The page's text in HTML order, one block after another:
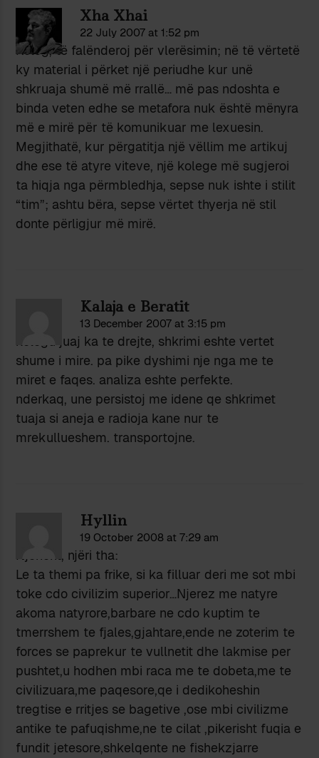
Xha Xhai
22 July 2007 at 1:52 pm
Koleg, të falënderoj për vlerësimin; në të vërtetë
ky material i përket një periudhe kur unë
shkruaja shumë më rrallë… më pas ndoshta e
binda veten edhe se metafora nuk është mënyra
më e mirë për të komunikuar me lexuesin.
Megjithatë, kur përgatitja një vëllim me artikuj
dhe ese të atyre viteve, një kolege më sugjeroi
ta hiqja nga përmbledhja, sepse nuk ishte i stilit
“tim”; ashtu bëra, sepse vërtet thyerja në stil
donte përligjur më mirë.
Kalaja e Beratit
13 December 2007 at 3:15 pm
kolegu juaj ka te drejte, shkrimi eshte vertet
shume i mire. pa pike dyshimi nje nga me te
miret e faqes. analiza eshte perfekte.
nderkaq, une persistoj me idene qe shkrimet
tuaja si aneja e radioja kane nur te
mrekullueshem. transportojne.
Hyllin
19 October 2008 at 7:29 am
Njëherit, njëri tha:
Le ta themi pa frike, si ka filluar deri me sot mbi
toke cdo civilizim superior…Njerez me natyre
akoma natyrore,barbare ne cdo kuptim te
tmerrshem te fjales,gjahtare,ende ne zoterim te
forces se paprekur te vullnetit dhe lakmise per
pushtet,u hodhen mbi raca me te dobeta,me te
civilizuara,me paqesore,qe i dedikoheshin
tregtise e rritjes se bagetive ,ose mbi civilizme
antike te pafuqishme,ne te cilat ,pikerisht fuqia e
fundit jetesore,shkelqente ne fishekzjarre